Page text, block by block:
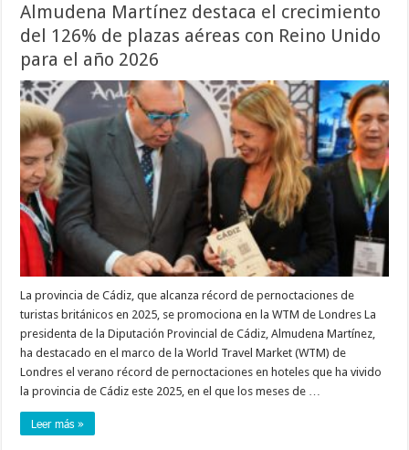
Almudena Martínez destaca el crecimiento
del 126% de plazas aéreas con Reino Unido
para el año 2026
La provincia de Cádiz, que alcanza récord de pernoctaciones de
turistas británicos en 2025, se promociona en la WTM de Londres La
presidenta de la Diputación Provincial de Cádiz, Almudena Martínez,
ha destacado en el marco de la World Travel Market (WTM) de
Londres el verano récord de pernoctaciones en hoteles que ha vivido
la provincia de Cádiz este 2025, en el que los meses de …
Leer más »